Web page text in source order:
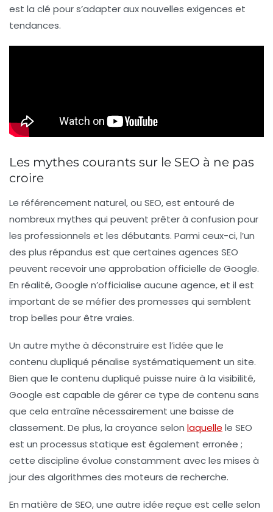
est la clé pour s’adapter aux nouvelles exigences et
tendances.
Les mythes courants sur le SEO à ne pas
croire
Le référencement naturel, ou SEO, est entouré de
nombreuxmythes qui peuvent prêter à confusion pour
les professionnels et les débutants. Parmi ceux-ci, l’un
des plus répandus est que certaines agences SEO
peuvent recevoir une approbation officielle de Google.
En réalité, Google n’officialise aucune agence, et il est
important de se méfier des promesses qui semblent
trop belles pour être vraies.
Un autre mythe à déconstruire est l’idée que le
contenu dupliqué pénalise systématiquement un site.
Bien que le contenu dupliqué puisse nuire à la visibilité,
Google est capable de gérer ce type de contenu sans
que cela entraîne nécessairement une baisse de
classement. De plus, la croyance selon laquelle le SEO
est un processus statique est également erronée ;
cette discipline évolue constamment avec les mises à
jour des algorithmes des moteurs de recherche.
En matière de SEO, une autre idée reçue est celle selon